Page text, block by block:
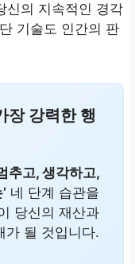
신의 지속적인 경각
기술도 인간의 판
장 강력한 행
추고, 생각하고,
네 단계 습관을
당신의 재산과
가 될 것입니다.